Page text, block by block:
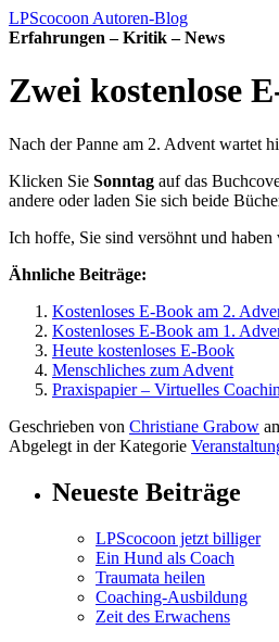
LPScocoon Autoren-Blog
Erfahrungen – Kritik – News
Zwei kostenlose
Nach der Panne am 2. Advent wartet
Klicken Sie Sonntag auf das
andere oder laden Sie sich beide
Ich hoffe, Sie sind versöhnt und haben
Ähnliche Beiträge:
Kostenloses E-Book am 2.
Kostenloses E-Book am 1.
Heute kostenloses E-Book
Menschliches zum Advent
Praxispapier – Virtuelles
Geschrieben von Christiane Grabow
Abgelegt in der Kategorie
Neueste Beiträge
LPScocoon jetzt billiger
Ein Hund als Coach
Traumata heilen
Coaching-Ausbildung
Zeit des Erwachens